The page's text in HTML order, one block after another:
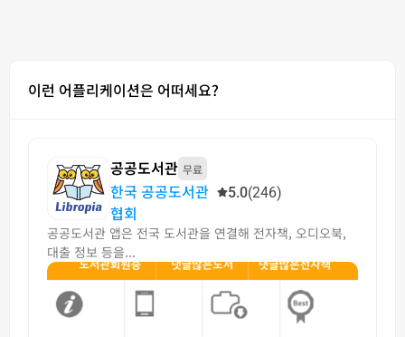
이런 어플리케이션은 어떠세요?
공공도서관 무료
한국 공공도서관
협회
5.0(246)
공공도서관 앱은 전국 도서관을 연결해 전자책, 오디오북,
대출 정보 등을...